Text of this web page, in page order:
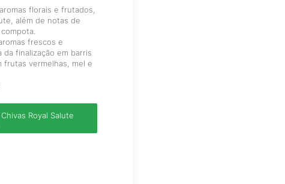
florais e frutados,
além de notas de
frescos e
da finalização em barris
frutas vermelhas, mel e
Royal Salute